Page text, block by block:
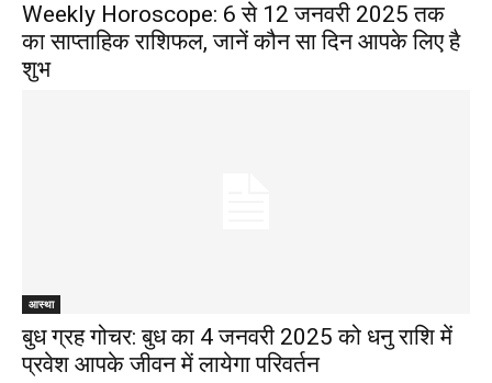
Weekly Horoscope: 6 से 12 जनवरी 2025 तक
का साप्ताहिक राशिफल, जानें कौन सा दिन आपके लिए है
शुभ
आस्था
बुध ग्रह गोचर: बुध का 4 जनवरी 2025 को धनु राशि में
प्रवेश आपके जीवन में लायेगा परिवर्तन